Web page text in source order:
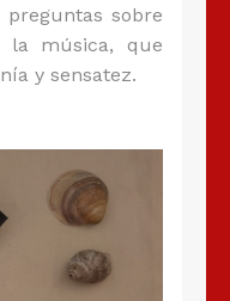
preguntas sobre
la música, que
y sensatez.